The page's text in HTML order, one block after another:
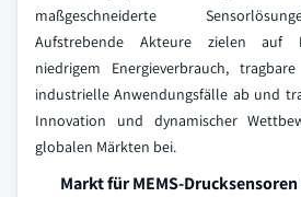
maßgeschneiderte
Aufstrebende Akteure zielen auf
niedrigem Energieverbrauch,
industrielle Anwendungsfälle ab und
Innovation und dynamischer
globalen Märkten bei.
Markt für MEMS-